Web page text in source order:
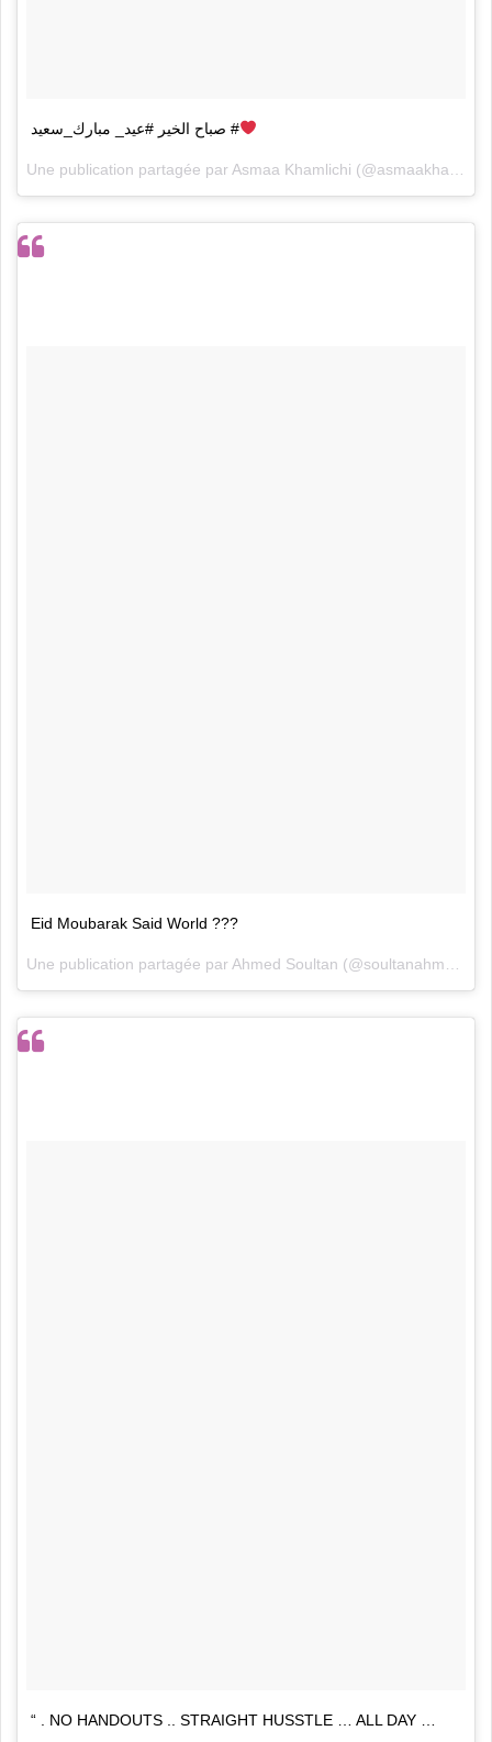
‏صباح الخير #‏عيد_ مبارك_سعيد #
Une publication partagée par Asmaa Khamlichi (@asmaakhamlichiofficial) le
Eid Moubarak Said World ???
Une publication partagée par Ahmed Soultan (@soultanahmed) le
“ . NO HANDOUTS .. STRAIGHT HUSSTLE … ALL DAY …